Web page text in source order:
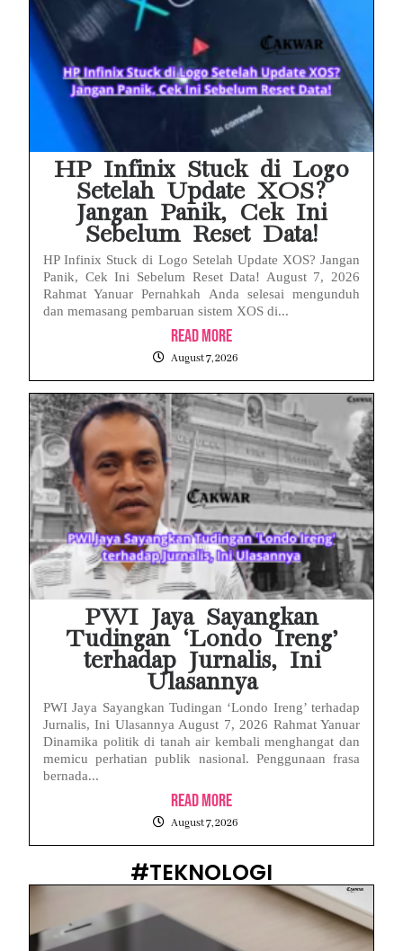
HP Infinix Stuck di Logo
Setelah Update XOS?
Jangan Panik, Cek Ini
Sebelum Reset Data!
HP Infinix Stuck di Logo Setelah Update XOS? Jangan
Panik, Cek Ini Sebelum Reset Data! August 7, 2026
Rahmat Yanuar Pernahkah Anda selesai mengunduh
dan memasang pembaruan sistem XOS di...
Read More
August 7, 2026
PWI Jaya Sayangkan
Tudingan ‘Londo Ireng’
terhadap Jurnalis, Ini
Ulasannya
PWI Jaya Sayangkan Tudingan ‘Londo Ireng’ terhadap
Jurnalis, Ini Ulasannya August 7, 2026 Rahmat Yanuar
Dinamika politik di tanah air kembali menghangat dan
memicu perhatian publik nasional. Penggunaan frasa
bernada...
Read More
August 7, 2026
#TEKNOLOGI